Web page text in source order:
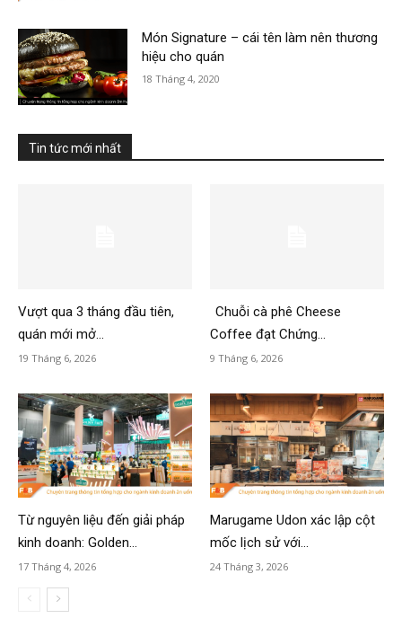
Món Signature – cái tên làm nên thương
hiệu cho quán
18 Tháng 4, 2020
Tin tức mới nhất
Vượt qua 3 tháng đầu tiên,
quán mới mở...
19 Tháng 6, 2026
Chuỗi cà phê Cheese
Coffee đạt Chứng...
9 Tháng 6, 2026
Từ nguyên liệu đến giải pháp
kinh doanh: Golden...
17 Tháng 4, 2026
Marugame Udon xác lập cột
mốc lịch sử với...
24 Tháng 3, 2026